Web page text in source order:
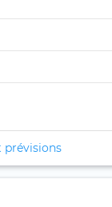
prévisions